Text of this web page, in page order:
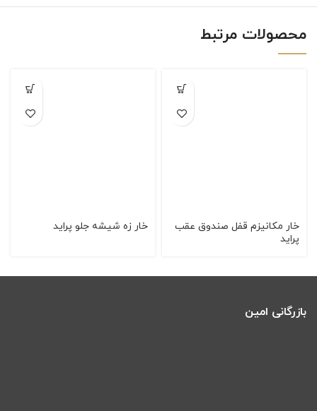
محصولات مرتبط
خار مکانیزم قفل صندوق عقب
پراید
خار زه شیشه جلو پراید
بازرگانی امین